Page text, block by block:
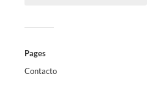
Pages
Contacto